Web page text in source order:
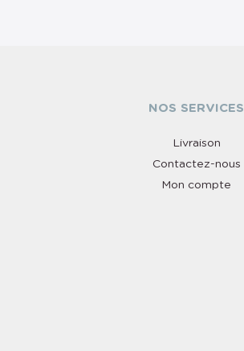
NOS SERVICES
Livraison
Contactez-nous
Mon compte